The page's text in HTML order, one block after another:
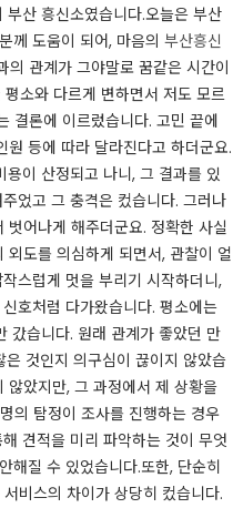
산 흥신소였습니다.​​오늘은 부산
께 도움이 되어, 마음의 부산흥신
의 관계가 그야말로 꿈같은 시간이
소와 다르게 변하면서 저도 모르
결론에 이르렀습니다. 고민 끝에
등에 따라 달라진다고 하더군요.
이 산정되고 나니, 그 결과를 있
었고 그 충격은 컸습니다. 그러나
어나게 해주더군요. 정확한 사실
도를 의심하게 되면서, 관찰이 얼
스럽게 멋을 부리기 시작하더니,
호처럼 다가왔습니다. 평소에는
갔습니다. 원래 관계가 좋았던 만
것인지 의구심이 끊이지 않았습
않았지만, 그 과정에서 제 상황을
의 탐정이 조사를 진행하는 경우
견적을 미리 파악하는 것이 무엇
해질 수 있었습니다.​​또한, 단순히
비스의 차이가 상당히 컸습니다.